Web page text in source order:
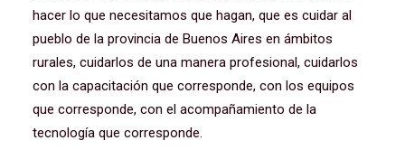
hacer lo que necesitamos que hagan, que es cuidar al
pueblo de la provincia de Buenos Aires en ámbitos
rurales, cuidarlos de una manera profesional, cuidarlos
con la capacitación que corresponde, con los equipos
que corresponde, con el acompañamiento de la
tecnología que corresponde.